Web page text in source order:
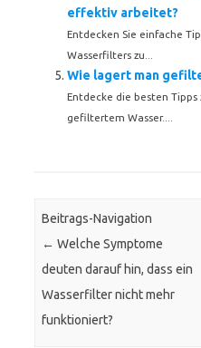
effektiv arbeitet?
Entdecken Sie einfache
Wasserfilters zu...
Wie lagert man
Entdecke die besten
gefiltertem Wasser....
Beitrags-Navigation
← Welche Symptome
deuten darauf hin, dass ein
Wasserfilter nicht mehr
funktioniert?